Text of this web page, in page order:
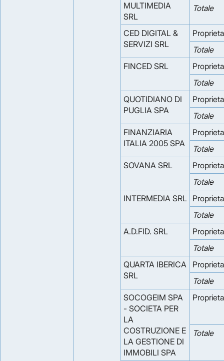
MULTIMEDIA
SRL
Totale
CED DIGITAL &
SERVIZI SRL
Totale
FINCED SRL
Totale
QUOTIDIANO DI
PUGLIA SPA
Totale
FINANZIARIA
ITALIA 2005 SPA
Totale
SOVANA SRL
Totale
INTERMEDIA SRL
Totale
A.D.FID. SRL
Totale
QUARTA IBERICA
SRL
Totale
SOCOGEIM SPA
- SOCIETA PER
LA
COSTRUZIONE E
LA GESTIONE DI
IMMOBILI SPA
Totale